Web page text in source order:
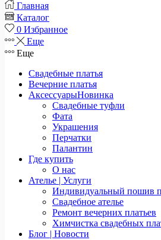
Главная
Каталог
0 Избранное
Еще
Еще
Свадебные платья
Вечерние платья
АксессуарыНовинка
Свадебные туфли
Фата
Украшения
Перчатки
Палантин
Где купить
О нас
Ателье | Услуги
Индивидуальный пошив
Свадебное ателье
Ремонт вечерних платьев
Химчистка свадебных
Блог | Новости